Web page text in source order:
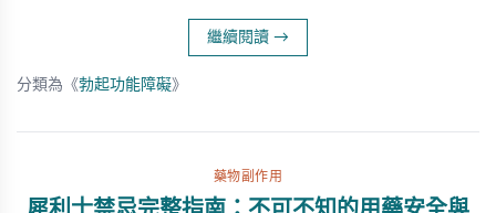
繼續閱讀 →
分類為《勃起功能障礙》
藥物副作用